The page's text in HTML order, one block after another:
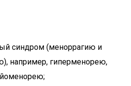
синдром (меноррагию и
например, гиперменорею,